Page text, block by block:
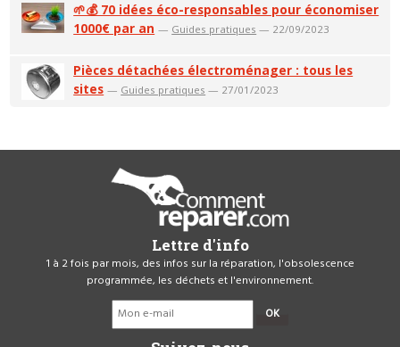
🌱💰 70 idées éco-responsables pour économiser
1000€ par an — Guides pratiques — 22/09/2023
Pièces détachées électroménager : tous les
sites — Guides pratiques — 27/01/2023
Lettre d'info
1 à 2 fois par mois, des infos sur la réparation, l'obsolescence
programmée, les déchets et l'environnement.
OK